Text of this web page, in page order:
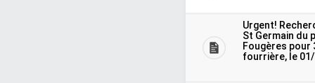
Urgent!
St Germain du
Fougères pour
fourrière, le